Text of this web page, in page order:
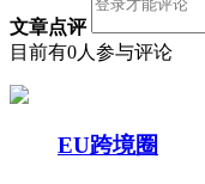
文章点评
目前有0人参与评论
EU跨境圈